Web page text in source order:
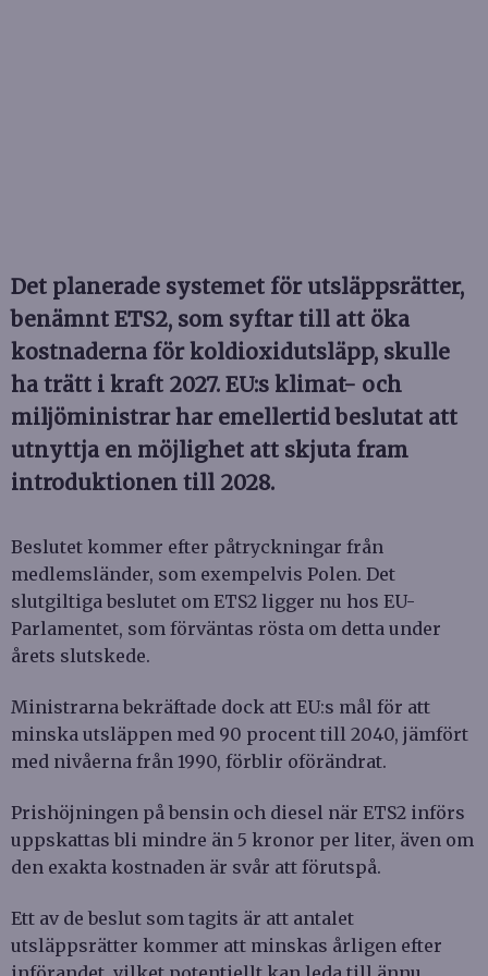
Det planerade systemet för utsläppsrätter,
benämnt ETS2, som syftar till att öka
kostnaderna för koldioxidutsläpp, skulle
ha trätt i kraft 2027. EU:s klimat- och
miljöministrar har emellertid beslutat att
utnyttja en möjlighet att skjuta fram
introduktionen till 2028.
Beslutet kommer efter påtryckningar från
medlemsländer, som exempelvis Polen. Det
slutgiltiga beslutet om ETS2 ligger nu hos EU-
Parlamentet, som förväntas rösta om detta under
årets slutskede.
Ministrarna bekräftade dock att EU:s mål för att
minska utsläppen med 90 procent till 2040, jämfört
med nivåerna från 1990, förblir oförändrat.
Prishöjningen på bensin och diesel när ETS2 införs
uppskattas bli mindre än 5 kronor per liter, även om
den exakta kostnaden är svår att förutspå.
Ett av de beslut som tagits är att antalet
utsläppsrätter kommer att minskas årligen efter